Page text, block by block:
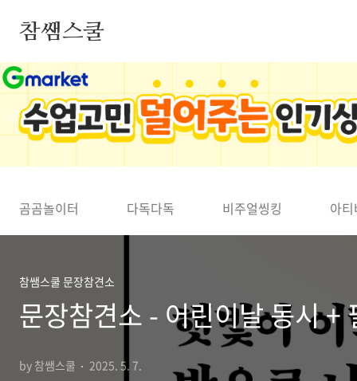
참쌤스쿨
◀
곰곰놀이터 다독다독 비주얼씽킹 아
참쌤스쿨 문장참견소
문장참견소 - 어린이날 동시 +
by 참쌤스쿨 2025. 5. 7.